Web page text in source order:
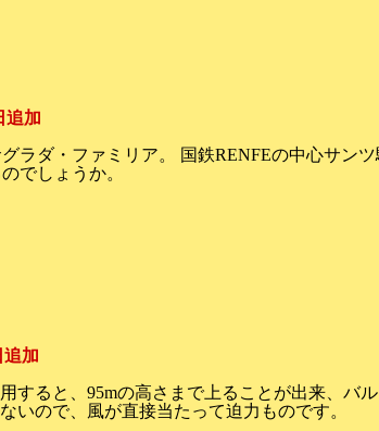
追加
ラダ・ファミリア。 国鉄RENFEの中心サン
でしょうか。
追加
すると、95mの高さまで上ることが出来、バ
いので、風が直接当たって迫力ものです。